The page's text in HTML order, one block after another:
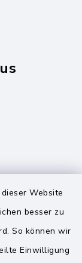
Website
besser zu
So können wir
Einwilligung